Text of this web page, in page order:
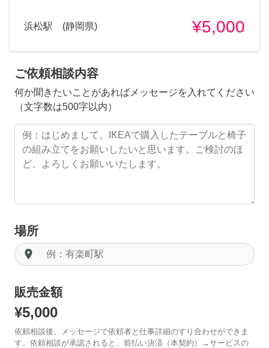
浜松駅 (静岡県) ¥5,000
ご依頼相談内容
何か聞きたいことがあればメッセージを入れてください
（文字数は500字以内）
場所
room
販売金額
¥5,000
依頼相談後、メッセージで依頼者と仕事詳細のすり合わせができま
す。依頼相談が承認されると、前払い決済（本契約）→サービスの